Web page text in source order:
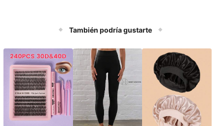
También podría gustarte